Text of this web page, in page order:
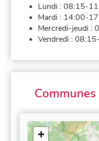
Lundi :08:15-
Mardi : 14:00-
Mercredi-jeudi :
Vendredi :
+